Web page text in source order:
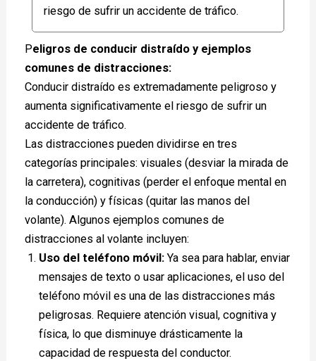
riesgo de sufrir un accidente de tráfico.
Peligros de conducir distraído y ejemplos
comunes de distracciones:
Conducir distraído es extremadamente peligroso y
aumenta significativamente el riesgo de sufrir un
accidente de tráfico.
Las distracciones pueden dividirse en tres
categorías principales: visuales (desviar la mirada de
la carretera), cognitivas (perder el enfoque mental en
la conducción) y físicas (quitar las manos del
volante). Algunos ejemplos comunes de
distracciones al volante incluyen:
Uso del teléfono móvil:Ya sea para hablar, enviar
mensajes de texto o usar aplicaciones, el uso del
teléfono móvil es una de las distracciones más
peligrosas. Requiere atención visual, cognitiva y
física, lo que disminuye drásticamente la
capacidad de respuesta del conductor.